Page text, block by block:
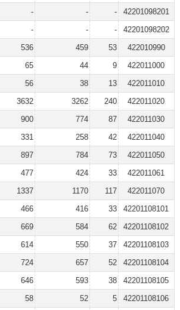
- - -
42201098201
- - -
42201098202
536 459 53
422010990
65 44 9
422011000
56 38 13
422011010
3632 3262 240
422011020
900 774 87
422011030
331 258 42
422011040
897 784 73
422011050
477 424 33
422011061
1337 1170 117
422011070
466 416 33
42201108101
669 584 62
42201108102
614 550 37
42201108103
724 657 52
42201108104
646 593 38
42201108105
58 52 5
42201108106